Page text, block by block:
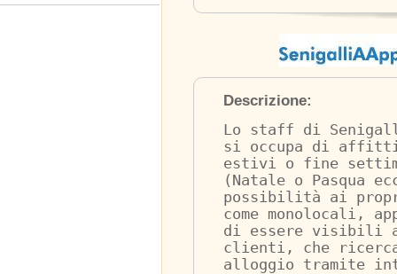
Descrizione:
Lo staff di
si occupa di
estivi o fine
(Natale o Pasqua
possibilità ai
come monolocali,
di essere visibili
clienti, che
alloggio tramite